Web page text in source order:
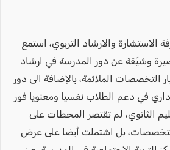
الاستشارة والارشاد التربوي، استمع
وشيّقة عن دور المدرسة في ارشاد
التخصصات الملائمة، بالإضافة الى دور
في دعم الطلاب نفسيا ومعنويا فور
الثانوي، لم تقتصر المحطات على
بل اشتملت أيضا على عرض